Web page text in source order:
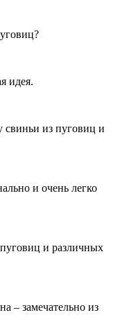
идея.
свиньи из пуговиц и
и очень легко
и различных
– замечательно из